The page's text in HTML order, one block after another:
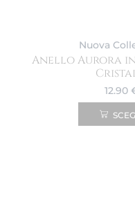
Nuova
Anello Aurora
12.90